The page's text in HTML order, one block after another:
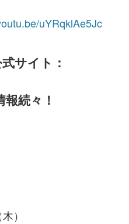
uYRqklAe5Jc
サイト：
）